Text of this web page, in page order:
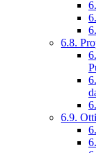
6.8.
6.9.